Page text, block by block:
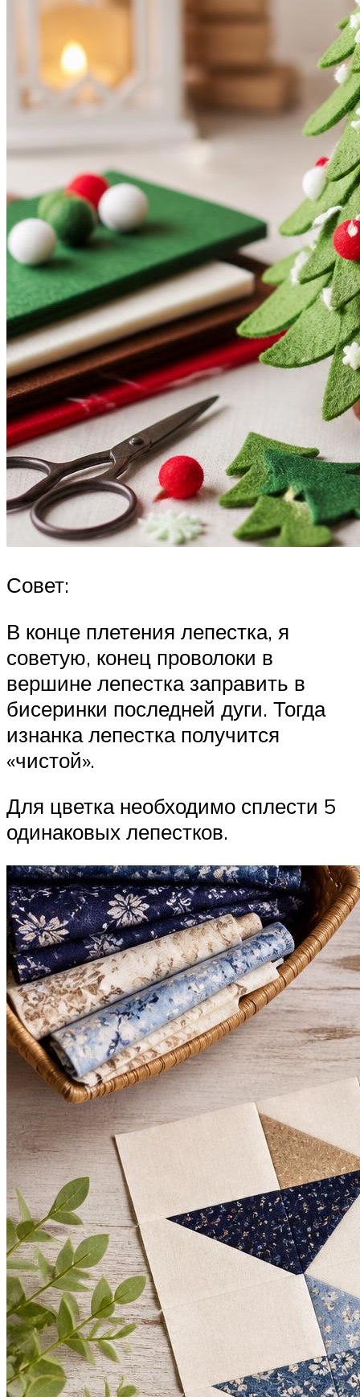
Совет:
В конце плетения лепестка, я
советую, конец проволоки в
вершине лепестка заправить в
бисеринки последней дуги. Тогда
изнанка лепестка получится
«чистой».
Для цветка необходимо сплести 5
одинаковых лепестков.